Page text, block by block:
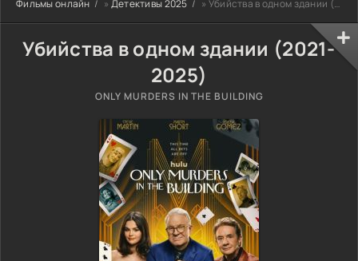
Фильмы онлайн » Детективы 2025 » Убийства в одном здании (2021-2025)
Убийства в одном здании (2021-
2025)
ONLY MURDERS IN THE BUILDING